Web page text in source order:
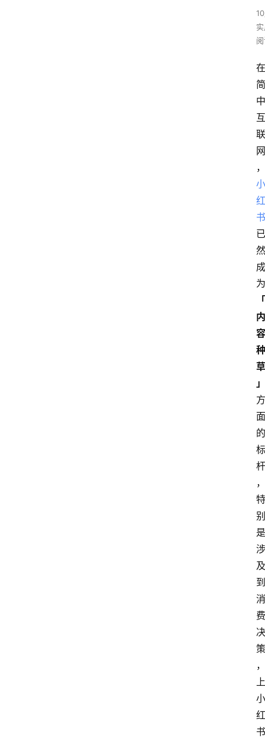
在
简
中
互
联
网
，
小
红
书
已
然
成
为
「
内
容
种
草
」
方
面
的
标
杆
，
特
别
是
涉
及
到
消
费
决
策
，
上
小
红
书